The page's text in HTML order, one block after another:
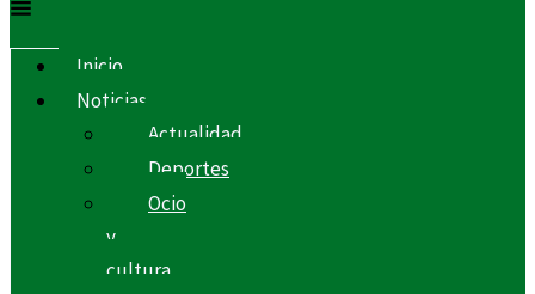
Inicio
Noticias
Actualidad
Deportes
Ocio
y
cultura